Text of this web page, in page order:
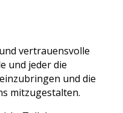
vertrauensvolle
und jeder die
und die
mitzugestalten.